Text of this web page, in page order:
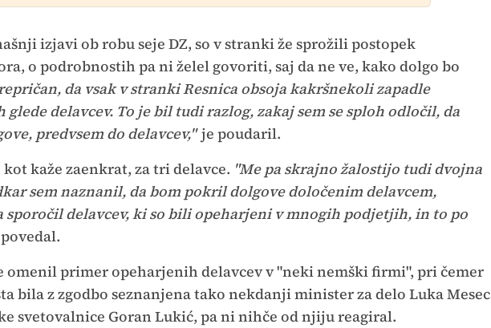
izjavi ob robu seje DZ, so v stranki že sprožili postopek
o podrobnostih pa ni želel govoriti, saj da ne ve, kako dolgo bo
da vsak v stranki Resnica obsoja kakršnekoli zapadle
glede delavcev. To je bil tudi razlog, zakaj sem se sploh odločil, da
predvsem do delavcev,"je poudaril.
kaže zaenkrat, za tri delavce. "Me pa skrajno žalostijo tudi dvojna
sem naznanil, da bom pokril dolgove določenim delavcem,
sporočil delavcev, ki so bili opeharjeni v mnogih podjetjih, in to po
omenil primer opeharjenih delavcev v "neki nemški firmi", pri čemer
bila z zgodbo seznanjena tako nekdanji minister za delo Luka Mesec
svetovalnice Goran Lukić, pa ni nihče od njiju reagiral.